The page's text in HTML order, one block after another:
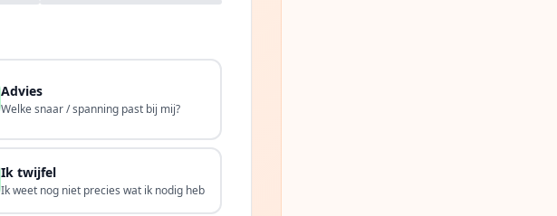
Advies
Welke snaar / spanning past bij mij?
Ik twijfel
Ik weet nog niet precies wat ik nodig heb